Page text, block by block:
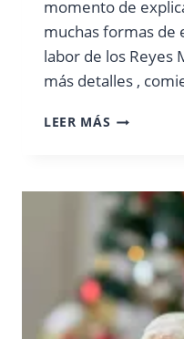
momento de
muchas formas de
labor de los Reyes
más detalles ,
LEER MÁS CARTA
LOS
REYES
MAGOS